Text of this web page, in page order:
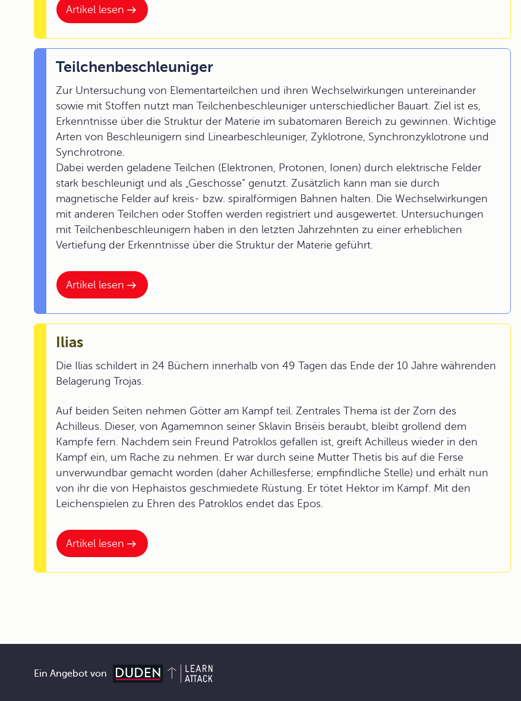
Artikel lesen
Artikel lesen
Teilchenbeschleuniger
Zur Untersuchung von Elementarteilchen und ihren Wechselwirkungen untereinander
sowie mit Stoffen nutzt man Teilchenbeschleuniger unterschiedlicher Bauart. Ziel ist es,
Erkenntnisse über die Struktur der Materie im subatomaren Bereich zu gewinnen. Wichtige
Arten von Beschleunigern sind Linearbeschleuniger, Zyklotrone, Synchronzyklotrone und
Synchrotrone.
Dabei werden geladene Teilchen (Elektronen, Protonen, Ionen) durch elektrische Felder
stark beschleunigt und als „Geschosse“ genutzt. Zusätzlich kann man sie durch
magnetische Felder auf kreis- bzw. spiralförmigen Bahnen halten. Die Wechselwirkungen
mit anderen Teilchen oder Stoffen werden registriert und ausgewertet. Untersuchungen
mit Teilchenbeschleunigern haben in den letzten Jahrzehnten zu einer erheblichen
Vertiefung der Erkenntnisse über die Struktur der Materie geführt.
Artikel lesen
Ilias
Die Ilias schildert in 24 Büchern innerhalb von 49 Tagen das Ende der 10 Jahre währenden
Belagerung Trojas.
Auf beiden Seiten nehmen Götter am Kampf teil. Zentrales Thema ist der Zorn des
Achilleus. Dieser, von Agamemnon seiner Sklavin Brisëis beraubt, bleibt grollend dem
Kampfe fern. Nachdem sein Freund Patroklos gefallen ist, greift Achilleus wieder in den
Kampf ein, um Rache zu nehmen. Er war durch seine Mutter Thetis bis auf die Ferse
unverwundbar gemacht worden (daher Achillesferse; empfindliche Stelle) und erhält nun
von ihr die von Hephaistos geschmiedete Rüstung. Er tötet Hektor im Kampf. Mit den
Leichenspielen zu Ehren des Patroklos endet das Epos.
Ein Angebot von